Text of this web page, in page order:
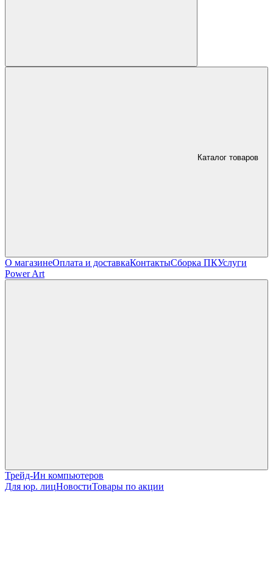
Каталог товаров
О магазинеОплата и доставкаКонтактыСборка ПКУслуги
Power Art
Трейд-Ин компьютеров
Для юр. лицНовостиТовары по акции